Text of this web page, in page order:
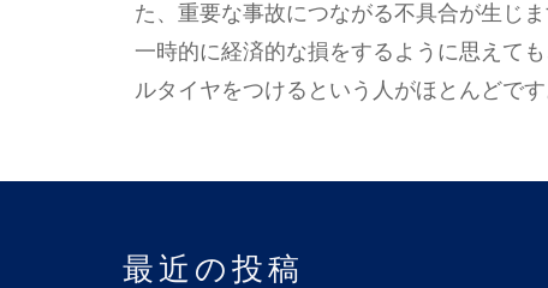
た、重要な事故につながる不具合が生じま
一時的に経済的な損をするように思えて
ルタイヤをつけるという人がほとんどです
最近の投稿